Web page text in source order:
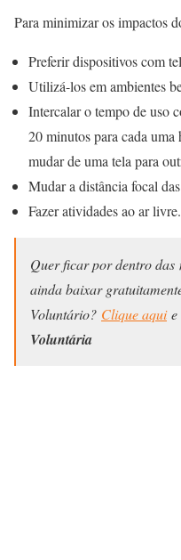
Para minimizar os impactos
Preferir dispositivos com
Utilizá-los em ambientes
Intercalar o tempo de uso
20 minutos para cada uma
mudar de uma tela para
Mudar a distância focal
Fazer atividades ao ar livre.
Quer ficar por dentro das
ainda baixar
Voluntário? Clique aquie
Voluntária